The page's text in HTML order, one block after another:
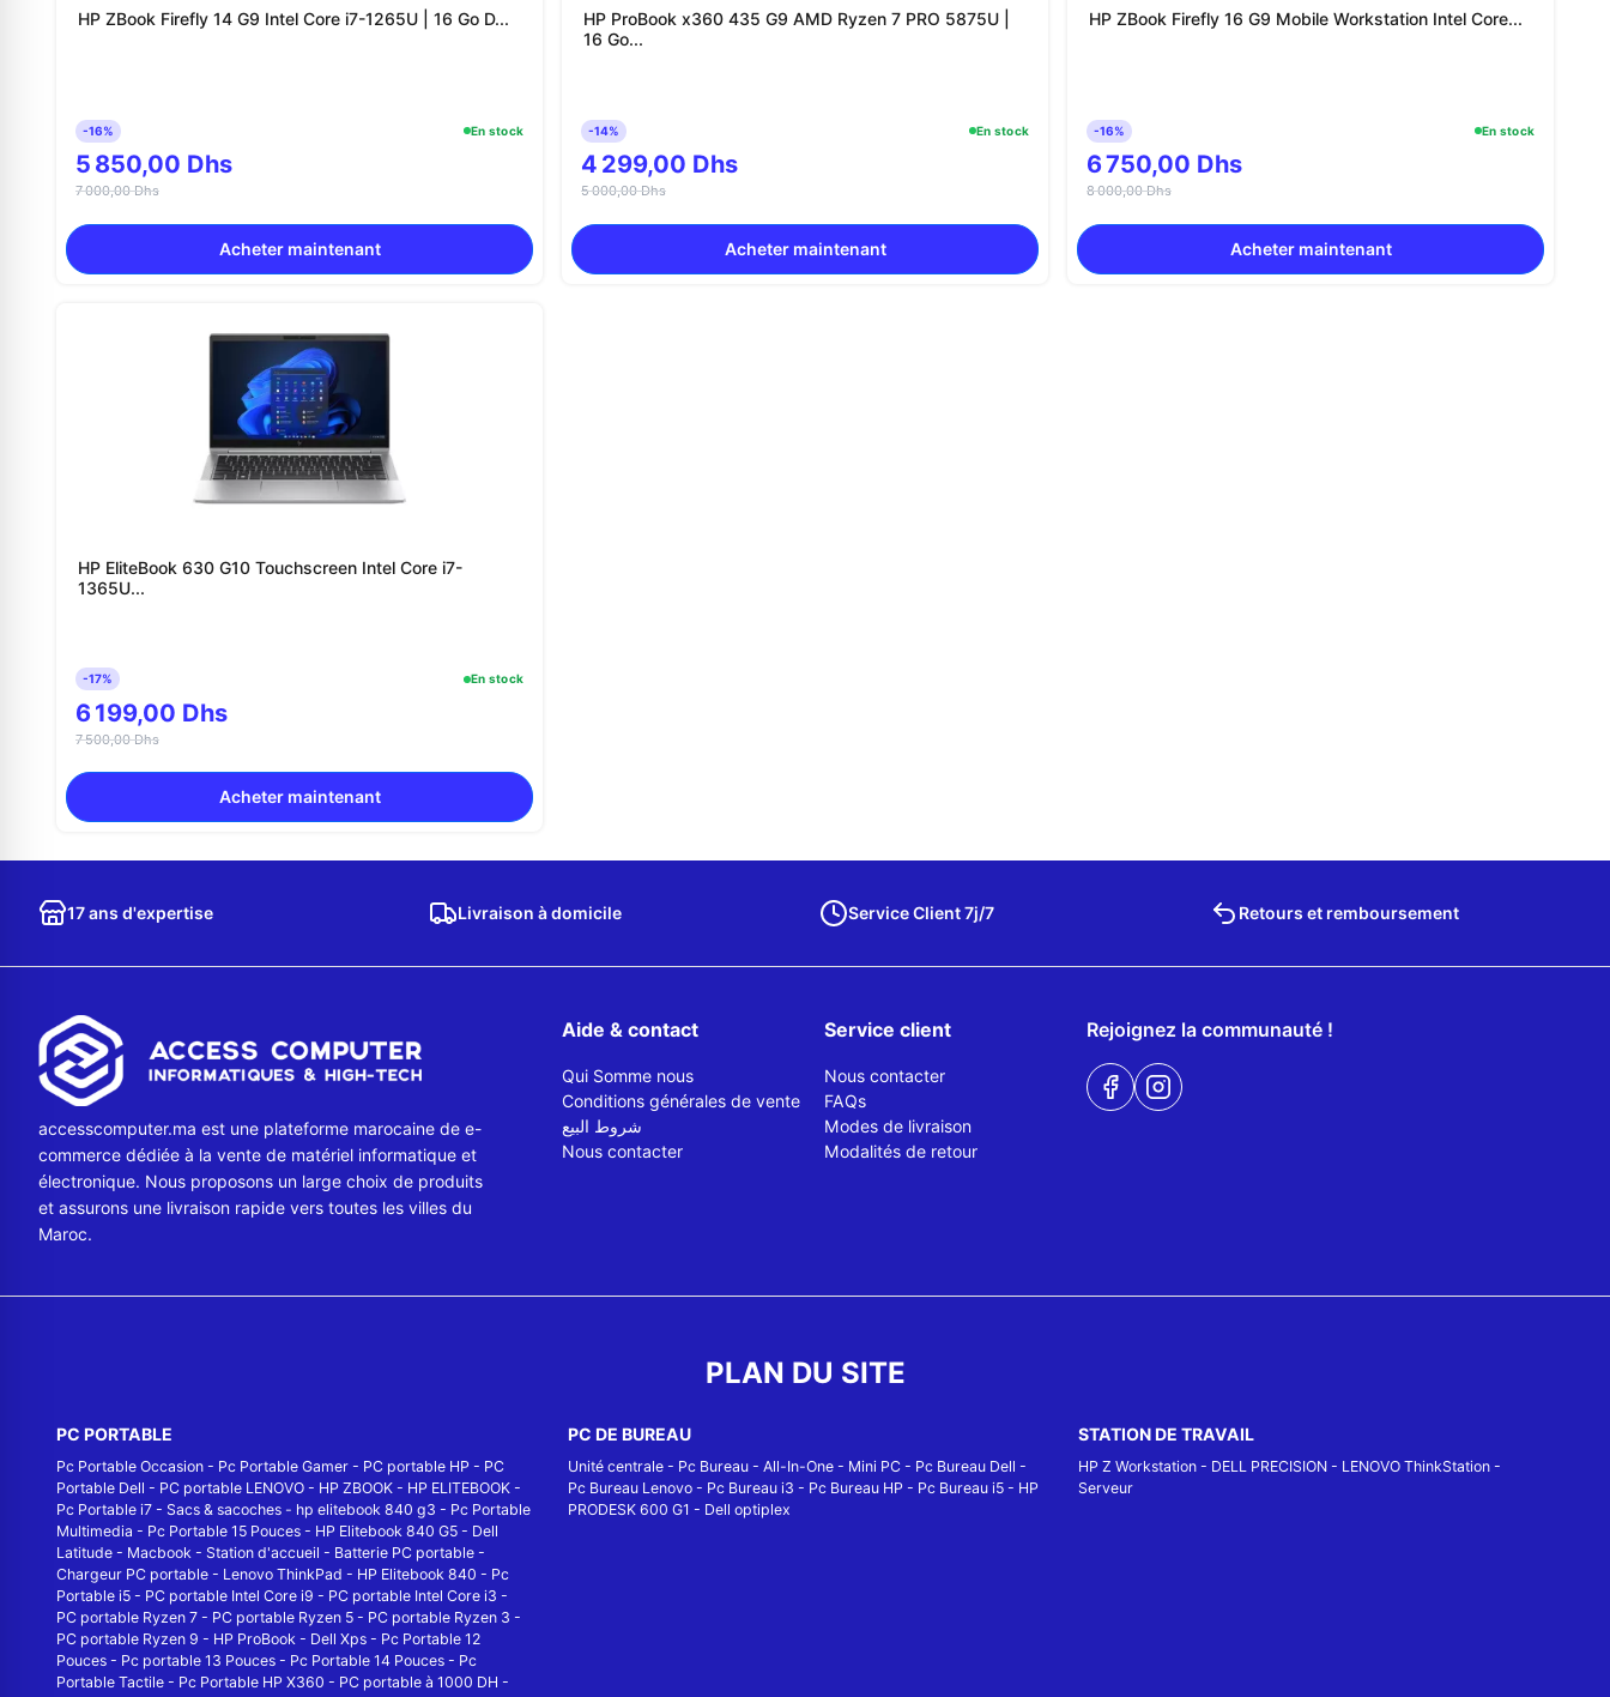
HP ZBook Firefly 14 G9 Intel Core i7-1265U | 16 Go D...
-16% En stock
5 850,00 Dhs
7 000,00 Dhs
Acheter maintenant
HP ProBook x360 435 G9 AMD Ryzen 7 PRO 5875U |
16 Go...
-14% En stock
4 299,00 Dhs
5 000,00 Dhs
Acheter maintenant
HP ZBook Firefly 16 G9 Mobile Workstation Intel Core...
-16% En stock
6 750,00 Dhs
8 000,00 Dhs
Acheter maintenant
HP EliteBook 630 G10 Touchscreen Intel Core i7-
1365U...
-17% En stock
6 199,00 Dhs
7 500,00 Dhs
Acheter maintenant
17 ans d'expertise Livraison à domicile Service Client 7j/7 Retours et remboursement
accesscomputer.ma est une plateforme marocaine de e-
commerce dédiée à la vente de matériel informatique et
électronique. Nous proposons un large choix de produits
et assurons une livraison rapide vers toutes les villes du
Maroc.
Aide & contact
Qui Somme nous
Conditions générales de vente
شروط البيع
Nous contacter
Service client
Nous contacter
FAQs
Modes de livraison
Modalités de retour
Rejoignez la communauté !
PLAN DU SITE
PC PORTABLE
Pc Portable Occasion - Pc Portable Gamer - PC portable HP - PC
Portable Dell - PC portable LENOVO - HP ZBOOK - HP ELITEBOOK -
Pc Portable i7 - Sacs & sacoches - hp elitebook 840 g3 - Pc Portable
Multimedia - Pc Portable 15 Pouces - HP Elitebook 840 G5 - Dell
Latitude - Macbook - Station d'accueil - Batterie PC portable -
Chargeur PC portable - Lenovo ThinkPad - HP Elitebook 840 - Pc
Portable i5 - PC portable Intel Core i9 - PC portable Intel Core i3 -
PC portable Ryzen 7 - PC portable Ryzen 5 - PC portable Ryzen 3 -
PC portable Ryzen 9 - HP ProBook - Dell Xps - Pc Portable 12
Pouces - Pc portable 13 Pouces - Pc Portable 14 Pouces - Pc
Portable Tactile - Pc Portable HP X360 - PC portable à 1000 DH -
PC DE BUREAU
Unité centrale- Pc Bureau- All-In-One- Mini PC- Pc Bureau Dell -
Pc Bureau Lenovo- Pc Bureau i3 - Pc Bureau HP - Pc Bureau i5- HP
PRODESK 600 G1 - Dell optiplex
STATION DE TRAVAIL
HP Z Workstation - DELL PRECISION - LENOVO ThinkStation -
Serveur